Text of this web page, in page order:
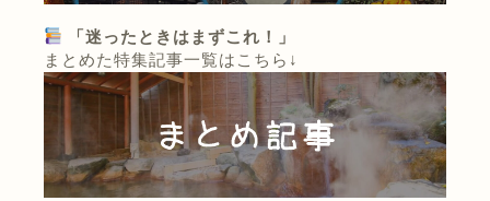
「迷ったときはまずこれ！」
まとめた特集記事一覧はこちら↓